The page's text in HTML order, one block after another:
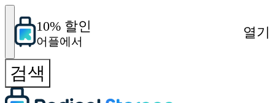
10% 할인
어플에서
열기
검색